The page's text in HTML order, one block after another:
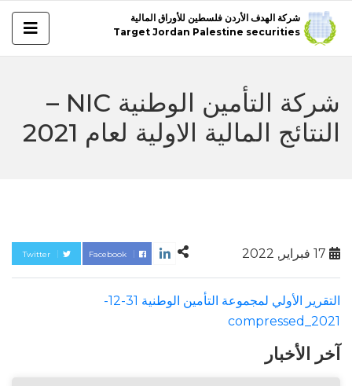
شركة الهدف الأردن فلسطين للأوراق المالية
Target Jordan Palestine securities
شركة التأمين الوطنية NIC –
النتائج المالية الاولية لعام 2021
Twitter Facebook
التقرير الأولي لمجموعة التأمين الوطنية 31-12-
2021_compressed
آخر الأخبار